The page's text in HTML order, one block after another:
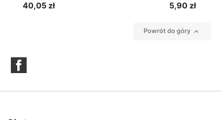
40,05 zł
5,90 zł
Powrót do góry 